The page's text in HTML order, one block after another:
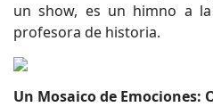
un show, es un himno a
profesora de historia.
Un Mosaico de Emociones: